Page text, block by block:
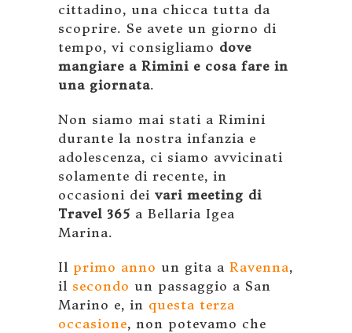
cittadino, una chicca tutta da
scoprire. Se avete un giorno di
tempo, vi consigliamo dove
mangiare a Rimini e cosa fare in
una giornata.
Non siamo mai stati a Rimini
durante la nostra infanzia e
adolescenza, ci siamo avvicinati
solamente di recente, in
occasioni dei vari meeting di
Travel 365 a Bellaria Igea
Marina.
Il primo anno un gita a Ravenna,
il secondo un passaggio a San
Marino e, in questa terza
occasione, non potevamo che